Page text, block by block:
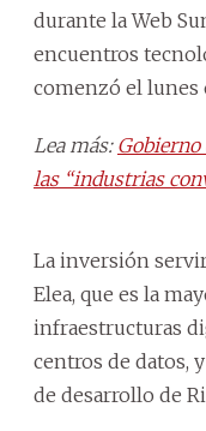
durante la Web
encuentros
comenzó el lunes
Lea más: Gobierno
las “industrias
La inversión
Elea, que es la
infraestructuras
centros de datos,
de desarrollo de